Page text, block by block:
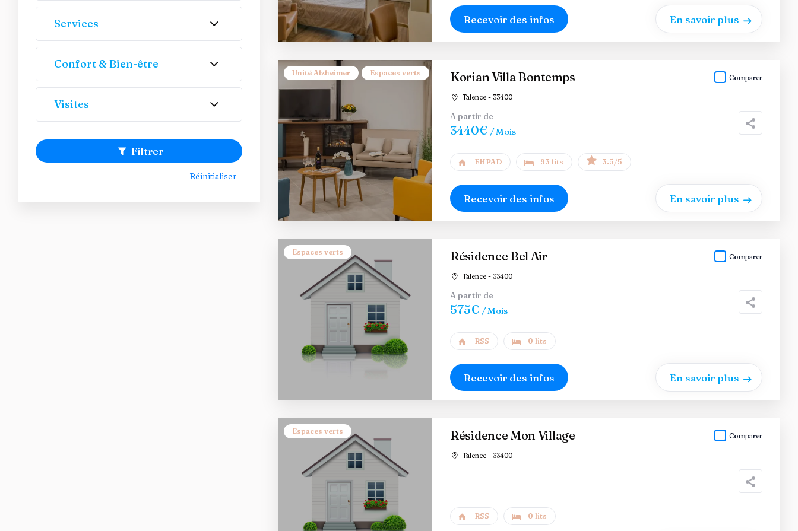
Recevoir des infos En savoir plus
Unité Alzheimer Espaces verts Korian Villa Bontemps
Talence - 33400
Comparer
A partir de
3440€ / Mois
EHPAD 93 lits 3.5/5
Recevoir des infos En savoir plus
Espaces verts Résidence Bel Air
Talence - 33400
Comparer
A partir de
575€ / Mois
RSS 0 lits
Recevoir des infos En savoir plus
Espaces verts Résidence Mon Village
Talence - 33400
Comparer
RSS 0 lits
Services
Confort & Bien-être
Visites
Filtrer
Réinitialiser